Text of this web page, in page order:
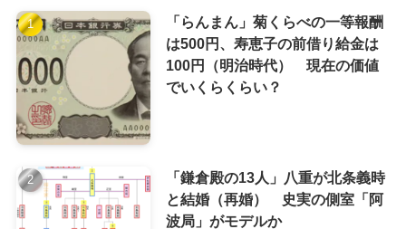
「らんまん」菊くらべの一等報酬
は500円、寿恵子の前借り給金は
100円（明治時代） 現在の価値
でいくらくらい？
「鎌倉殿の13人」八重が北条義時
と結婚（再婚） 史実の側室「阿
波局」がモデルか